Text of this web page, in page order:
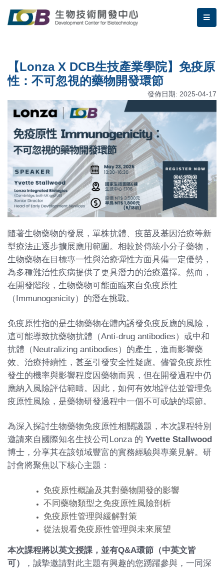
生物技術開發中心 | 【Lonza X
【Lonza X DCB生技產業學院】免疫原
性：不可忽視的藥物開發環節
發佈日期: 2025-04-17
隨著生物藥物的發展，單株抗體、疫苗及基因治療等新
型療法正逐步擴展應用範圍。相較於傳統小分子藥物，
生物藥物在目標專一性與治療彈性方面具備一定優勢，
為多種難治性疾病提供了更具潛力的治療選擇。然而，
在開發階段，生物藥物可能面臨來自免疫原性
（Immunogenicity）的潛在挑戰。
免疫原性指的是生物藥物在體內誘發免疫反應的風險，
這可能導致抗藥物抗體（Anti-drug antibodies）或中和
抗體（Neutralizing antibodies）的產生，進而影響藥
效、治療持續性，甚至引發安全性疑慮。儘管免疫原性
發生的機率與影響程度因藥物而異，但在開發過程中仍
應納入風險評估範疇。因此，如何有效地評估並管理免
疫原性風險，是藥物研發過程中一個不可或缺的環節。
為深入探討生物藥物免疫原性相關議題，本次課程特別
邀請來自國際知名生技公司Lonza 的 Yvette Stallwood
博士，分享其在該領域豐富的實務經驗與專業見解。研
討會將聚焦以下核心主題：
免疫原性概論及其對藥物開發的影響
不同藥物類型之免疫原性風險剖析
免疫原性管理與緩解對策
從法規看免疫原性管理與未來展望
本次課程將以英文授課，並有Q&A環節（中英文皆
可）
，誠摯邀請對此主題有興趣的您踴躍參與，一同深